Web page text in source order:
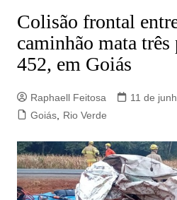
Colisão frontal
caminhão mata três
452, em Goiás
Raphaell Feitosa
11 de
Goiás, Rio Verde